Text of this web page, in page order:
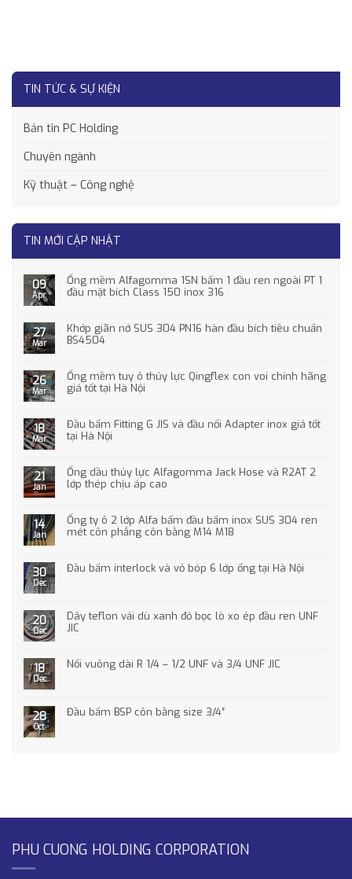
TIN TỨC & SỰ KIỆN
Bản tin PC Holding
Chuyên ngành
Kỹ thuật – Công nghệ
TIN MỚI CẬP NHẬT
09
Apr
Ống mềm Alfagomma 1SN bấm 1 đầu ren ngoài PT 1
đầu mặt bích Class 150 inox 316
27
Mar
Khớp giãn nở SUS 304 PN16 hàn đầu bích tiêu chuẩn
BS4504
26
Mar
Ống mềm tuy ô thủy lực Qingflex con voi chính hãng
giá tốt tại Hà Nội
18
Mar
Đầu bấm Fitting G JIS và đầu nối Adapter inox giá tốt
tại Hà Nội
21
Jan
Ống dầu thủy lực Alfagomma Jack Hose và R2AT 2
lớp thép chịu áp cao
14
Jan
Ống ty ô 2 lớp Alfa bấm đầu bấm inox SUS 304 ren
mét côn phẳng côn bằng M14 M18
30
Dec
Đầu bấm interlock và vỏ bóp 6 lớp ống tại Hà Nội
20
Dec
Dây teflon vải dù xanh đỏ bọc lò xo ép đầu ren UNF
JIC
18
Dec
Nối vuông dài R 1/4 – 1/2 UNF và 3/4 UNF JIC
28
Oct
Đầu bấm BSP côn bằng size 3/4″
PHU CUONG HOLDING CORPORATION